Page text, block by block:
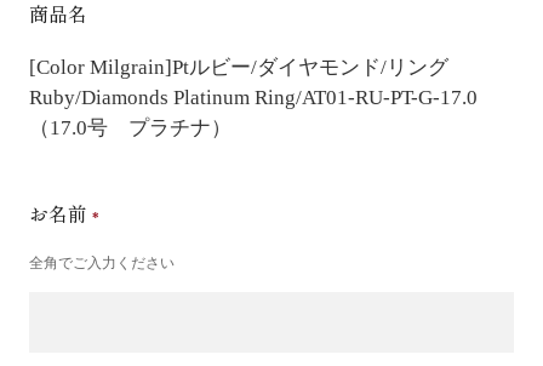
商品名
[Color Milgrain]Ptルビー/ダイヤモンド/リング
Ruby/Diamonds Platinum Ring/AT01-RU-PT-G-17.0
（17.0号 プラチナ）
お名前
全角でご入力ください